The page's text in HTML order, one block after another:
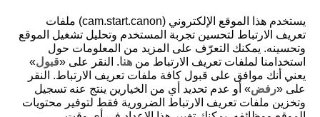
D388-207
التدوير التلقائي
يستخدم هذا الموقع الإلكتروني (cam.start.canon) ملفات
تعريف الارتباط لتحسين تجربة المستخدم وتحليل تشغيل الموقع
وتحسينه. يمكنك التعرّف على المزيد من المعلومات حول
استخدامنا لملفات تعريف الارتباط من هنا. النقر على «قبول»
يعني أنك موافق على قبول كافة ملفات تعريف الارتباط. النقر
على «رفض» أو عدم تحديد أي من الخيارين ينتج عنه تسجيل
وتخزين ملفات تعريف الارتباط الضرورية فقط لتوفير محتويات